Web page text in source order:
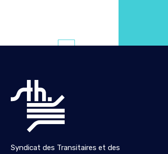
Syndicat des Transitaires et des